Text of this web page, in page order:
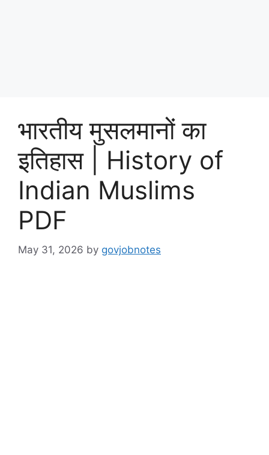
भारतीय मुसलमानों का
इतिहास | History of
Indian Muslims
PDF
May 31, 2026 by govjobnotes